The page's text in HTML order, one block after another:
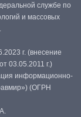
службе по
и массовых
г. (внесение
03.05.2011 г.)
информационно-
(ОГРН